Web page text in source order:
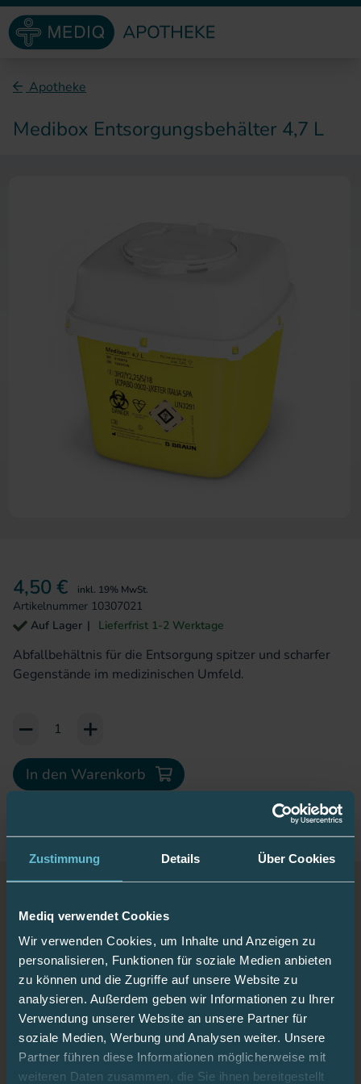
Zustimmung Details Über Cookies
Mediq verwendet Cookies
Wir verwenden Cookies, um Inhalte und Anzeigen zu
personalisieren, Funktionen für soziale Medien anbieten
zu können und die Zugriffe auf unsere Website zu
analysieren. Außerdem geben wir Informationen zu Ihrer
Verwendung unserer Website an unsere Partner für
soziale Medien, Werbung und Analysen weiter. Unsere
Partner führen diese Informationen möglicherweise mit
weiteren Daten zusammen, die Sie ihnen bereitgestellt
Direkt zum Inhalt
Apotheke
Medibox Entsorgungsbehälter 4,7 L
4,50 € inkl. 19% MwSt.
Artikelnummer 10307021
Auf Lager
Lieferfrist 1-2 Werktage
Abfallbehältnis für die Entsorgung spitzer und scharfer
Gegenstände im medizinischen Umfeld.
Add to Cart or Wish List
In den Warenkorb
bruchbeständig, durchdringfest und standfest bei
bestimmungsgemäßem Gebrauch gemäß der
Vorgaben der DIN EN ISO 23907
frei haltender Deckel durch leichtes Einrasten in
offener Position
temporär verschließbar mit einer Hand